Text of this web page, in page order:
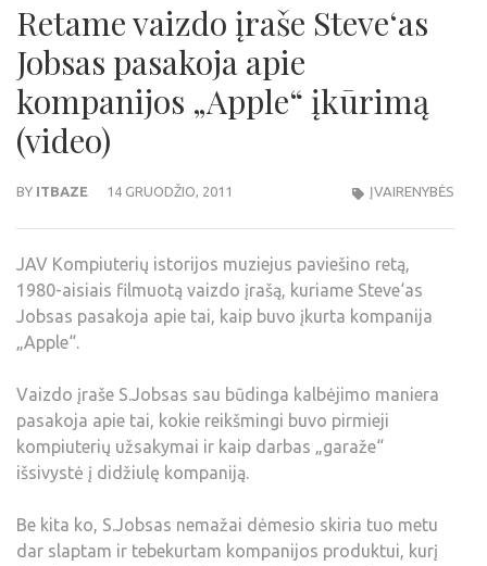
Retame vaizdo įraše Steve‘as
Jobsas pasakoja apie
kompanijos „Apple“ įkūrimą
(video)
BY ITBAZE 14 GRUODŽIO, 2011 ĮVAIRENYBĖS
JAV Kompiuterių istorijos muziejus paviešino retą,
1980-aisiais filmuotą vaizdo įrašą, kuriame Steve‘as
Jobsas pasakoja apie tai, kaip buvo įkurta kompanija
„Apple“.
Vaizdo įraše S.Jobsas sau būdinga kalbėjimo maniera
pasakoja apie tai, kokie reikšmingi buvo pirmieji
kompiuterių užsakymai ir kaip darbas „garaže“
išsivystė į didžiulę kompaniją.
Be kita ko, S.Jobsas nemažai dėmesio skiria tuo metu
dar slaptam ir tebekurtam kompanijos produktui, kurį